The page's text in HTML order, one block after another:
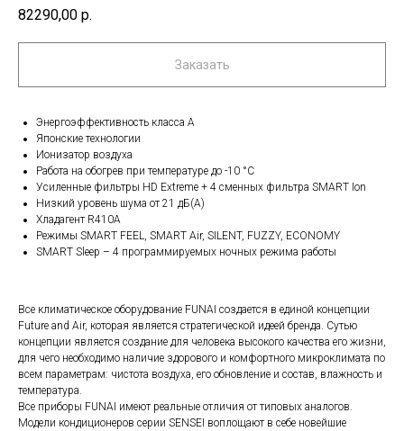
82290,00 р.
Заказать
Энергоэффективность класса А
Японские технологии
Ионизатор воздуха
Работа на обогрев при температуре до -10 °С
Усиленные фильтры HD Extreme + 4 сменных фильтра SMART Ion
Низкий уровень шума от 21 дБ(А)
Хладагент R410А
Режимы SMART FEEL, SMART Air, SILENT, FUZZY, ECONOMY
SMART Sleep – 4 программируемых ночных режима работы
Все климатическое оборудование FUNAI создается в единой концепции
Future and Air, которая является стратегической идеей бренда. Сутью
концепции является создание для человека высокого качества его жизни,
для чего необходимо наличие здорового и комфортного микроклимата по
всем параметрам: чистота воздуха, его обновление и состав, влажность и
температура.
Все приборы FUNAI имеют реальные отличия от типовых аналогов.
Модели кондиционеров серии SENSEI воплощают в себе новейшие